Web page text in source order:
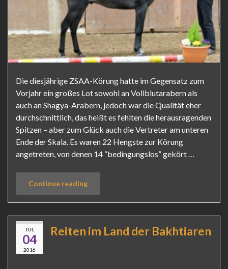
Die diesjährige ZSAA-Körung hatte im Gegensatz zum
Vorjahr ein großes Lot sowohl an Vollblutarabern als
auch an Shagya-Arabern, jedoch war die Qualität eher
durchschnittlich, das heißt es fehlten die herausragenden
Spitzen – aber zum Glück auch die Vertreter am unteren
Ende der Skala. Es waren 22 Hengste zur Körung
angetreten, von denen 14 “bedingungslos” gekört …
Continue reading
JUL
04
2016
Reiten im Land der Bakhtiaren